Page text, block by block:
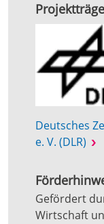
Deutsches
e. V. (DLR)
Gefördert
Wirtschaft